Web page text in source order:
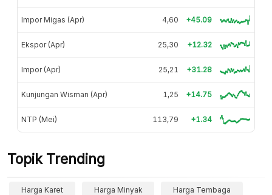
Impor Migas (Apr) 4,60 +45.09
Ekspor (Apr) 25,30 +12.32
Impor (Apr) 25,21 +31.28
Kunjungan Wisman (Apr) 1,25 +14.75
NTP (Mei) 113,79 +1.34
Topik Trending
Harga Karet Harga Minyak Harga Tembaga